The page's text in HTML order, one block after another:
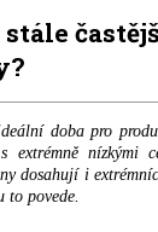
doba pro
extrémně nízkými
dosahují i
to povede.